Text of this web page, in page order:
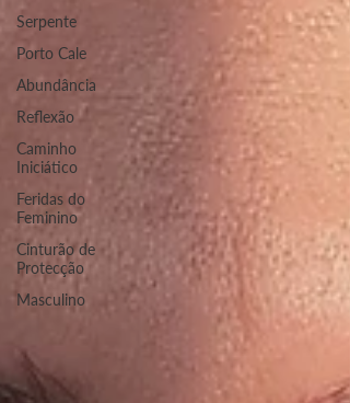
Serpente
Porto Cale
Abundância
Reflexão
Caminho
Iniciático
Feridas do
Feminino
Cinturão de
Protecção
Masculino